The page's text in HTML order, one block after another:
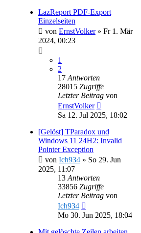
LazReport PDF-Export
Einzelseiten
von ErnstVolker» Fr 1. Mär
2024, 00:23
1
2
17 Antworten
28015 Zugriffe
Letzter Beitrag von
ErnstVolker
Sa 12. Jul 2025, 18:02
[Gelöst] TParadox und
Windows 11 24H2: Invalid
Pointer Exception
von Ich934 » So 29. Jun
2025, 11:07
13 Antworten
33856 Zugriffe
Letzter Beitrag von
Ich934
Mo 30. Jun 2025, 18:04